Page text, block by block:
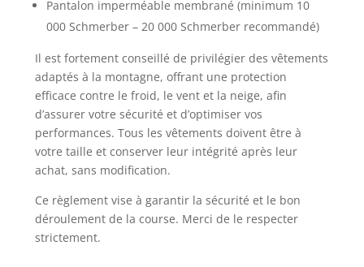
Pantalon imperméable membrané (minimum 10
000 Schmerber – 20 000 Schmerber recommandé)
Il est fortement conseillé de privilégier des vêtements
adaptés à la montagne, offrant une protection
efficace contre le froid, le vent et la neige, afin
d’assurer votre sécurité et d’optimiser vos
performances. Tous les vêtements doivent être à
votre taille et conserver leur intégrité après leur
achat, sans modification.
Ce règlement vise à garantir la sécurité et le bon
déroulement de la course. Merci de le respecter
strictement.